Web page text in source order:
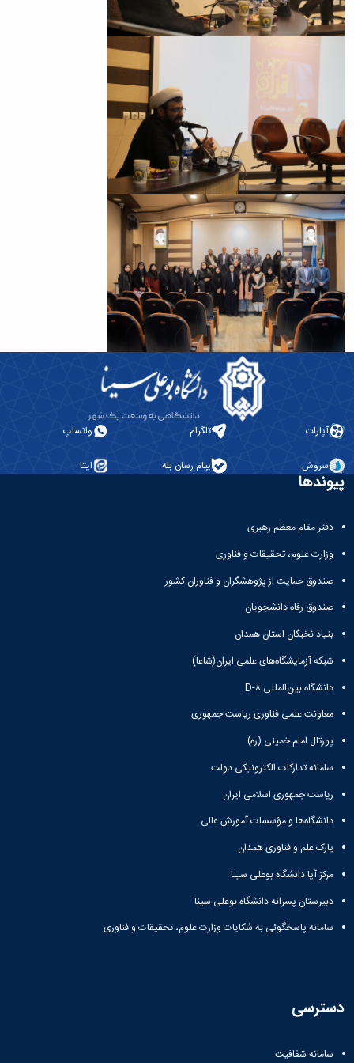
دعاپژوهی
دوفصلنامه
رویکردهای
سیاسی
فصلنامه
علمی
مدیریت
محیط‌های
یاددهی-
یادگیری
در
آموزش
عالی
دوفصلنامه
علمی
پژوهش‌های
نوین
ایران‎‌شناسی
باستان
آپارات تلگرام واتساپ
سروش پیام رسان بله ایتا
پیوندها
دفتر مقام معظم رهبری
وزارت علوم، تحقیقات و فناوری
صندوق حمایت از پژوهشگران و فناوران کشور
صندوق رفاه دانشجویان
بنیاد نخبگان استان همدان
شبکه آزمایشگاه‌های علمی ایران(شاعا)
دانشگاه بین‌المللی D-۸
معاونت علمی فناوری ریاست جمهوری
پورتال امام خمینی (ره)
سامانه تدارکات الکترونیکی دولت
ریاست جمهوری اسلامی ایران
دانشگاه‌ها و مؤسسات آموزش عالی
پارک علم و فناوری همدان
مرکز آپا دانشگاه بوعلی سینا
دبیرستان پسرانه دانشگاه بوعلی سینا
سامانه پاسخگوئی به شکایات وزارت علوم، تحقیقات و فناوری
دسترسی
سامانه شفافیت